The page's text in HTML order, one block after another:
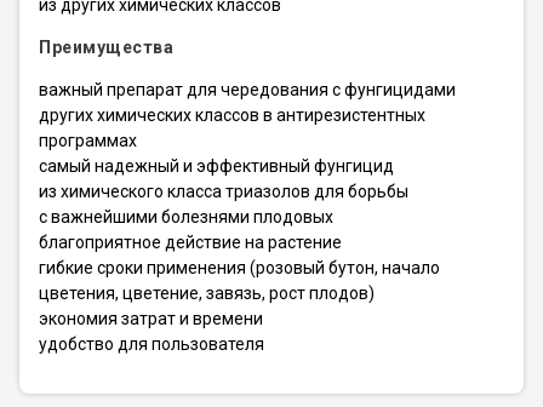
из других химических классов
Преимущества
важный препарат для чередования с фунгицидами
других химических классов в антирезистентных
программах
самый надежный и эффективный фунгицид
из химического класса триазолов для борьбы
с важнейшими болезнями плодовых
благоприятное действие на растение
гибкие сроки применения (розовый бутон, начало
цветения, цветение, завязь, рост плодов)
экономия затрат и времени
удобство для пользователя